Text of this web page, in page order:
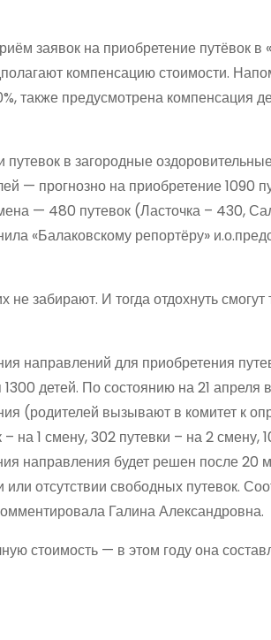
заявок на приобретение путёвок в
компенсацию стоимости.
также предусмотрена компенсация
в загородные
— прогнозно на приобретение 1090
— 480 путевок (Ласточка – 430,
«Балаковскому репортёру»
забирают. И тогда отдохнуть
направлений для приобретения
детей. По состоянию на 21 апреля
(родителей вызывают в комитет к
на 1 смену, 302 путевки – на 2 смену,
направления будет решен после 20
отсутствии свободных путевок.
Галина Александровна.
стоимость — в этом году она